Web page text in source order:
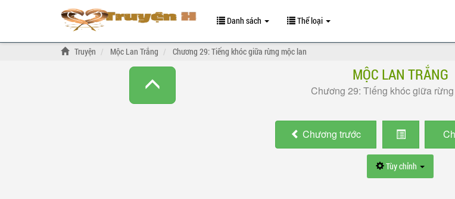
Danh sách Thể loại
Truyện Mộc Lan Trắng Chương 29: Tiếng khóc giữa rừng mộc lan
MỘC LAN TRẮNG
Chương 29: Tiếng khóc giữa
Chương trước
Tùy chỉnh